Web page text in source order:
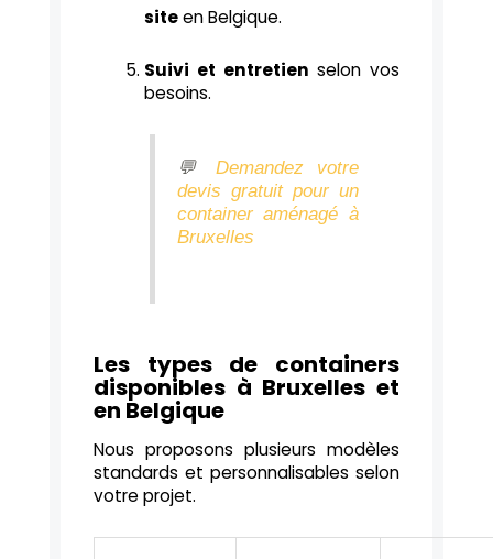
siteen Belgique.
Suivi et entretien selon vos
besoins.
💬Demandez votre
devis gratuit pour un
container aménagé à
Bruxelles
Les types de containers
disponibles à Bruxelles et
en Belgique
Nous proposons plusieurs modèles
standards et personnalisables selon
votre projet.